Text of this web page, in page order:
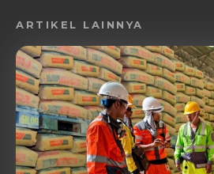
ARTIKEL LAINNYA